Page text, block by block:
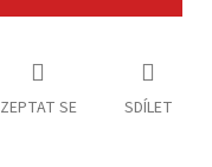
ZEPTAT SE SDÍLET